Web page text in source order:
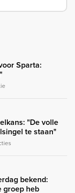
Sparta:
"De volle
te staan"
bekend:
groep heb